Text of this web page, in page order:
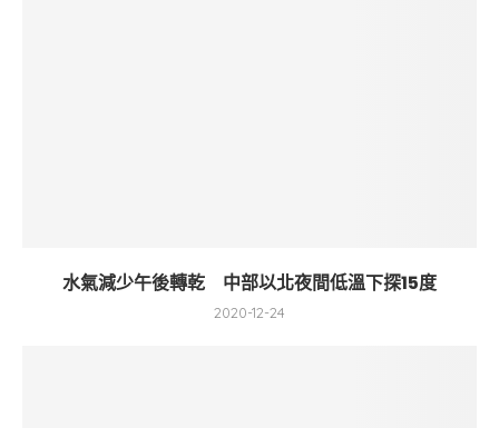
水氣減少午後轉乾 中部以北夜間低溫下探15度
2020-12-24